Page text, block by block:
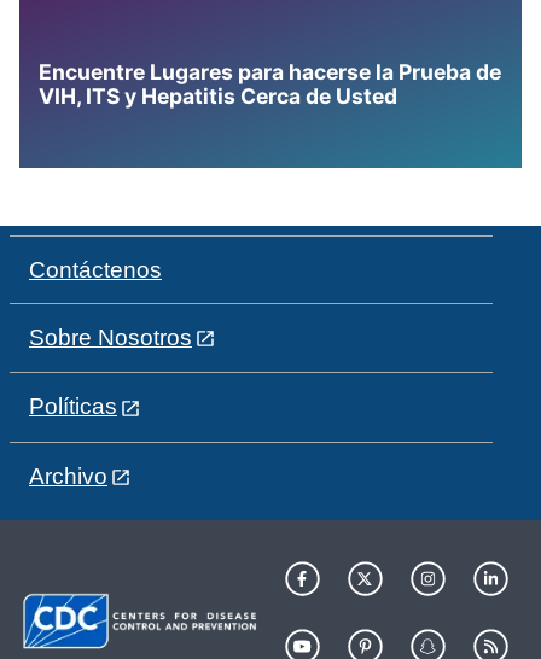
Encuentre Lugares para hacerse la Prueba de
VIH, ITS y Hepatitis Cerca de Usted
Contáctenos
Sobre Nosotros
Políticas
Archivo